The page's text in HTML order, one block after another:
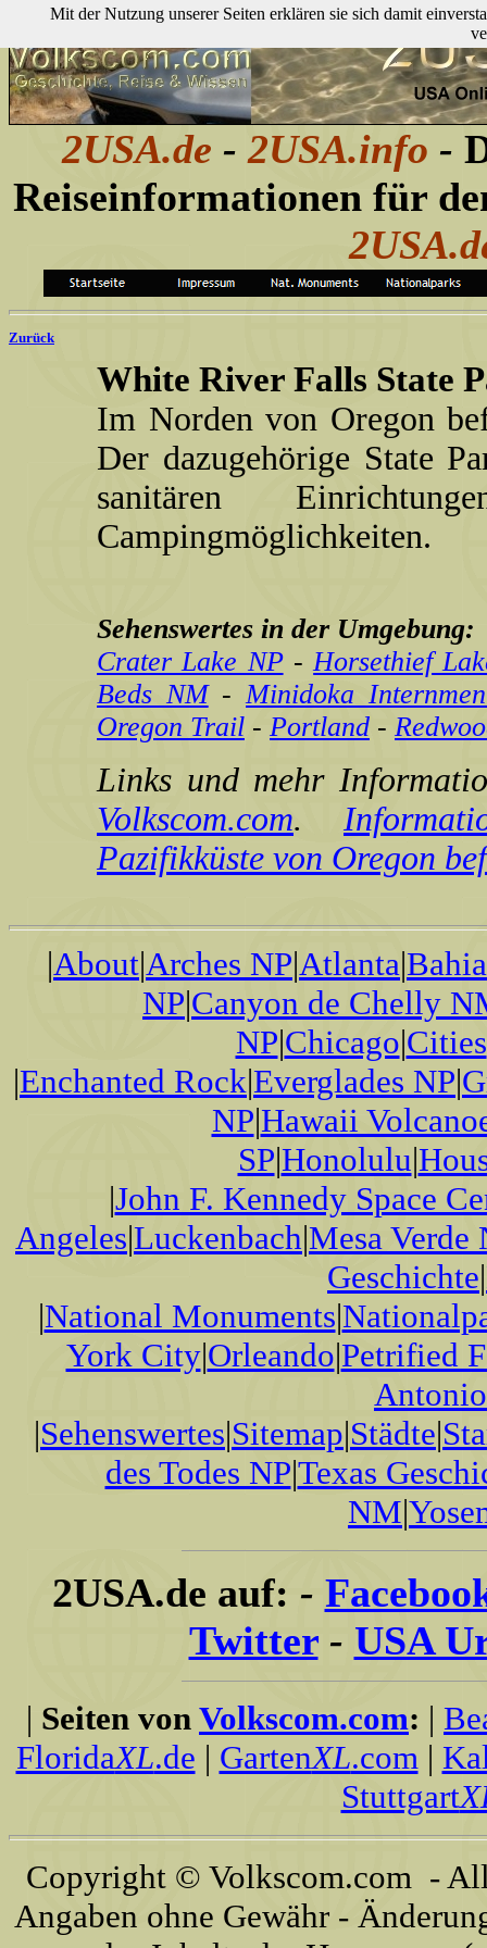
2USA.de - 2USA.info -
Reiseinformationen für
Zurück
White River Falls State
Im Norden von Oregon
Der dazugehörige State
sanitären
Campingmöglichkeiten.
Sehenswertes in der Umgebung:
Crater Lake NP-Horsethief
Beds NM-Minidoka
Oregon Trail - Portland -
Links und mehr
Volkscom.com.
Pazifikküste von Oregon
|About|Arches NP|Atlanta|
NP|Canyon de Chelly
NP|Chicago|Cities
|Enchanted Rock|Everglades NP|
NP|Hawaii
SP|Honolulu|
|John F. Kennedy Space
Angeles|Luckenbach|Mesa Verde
Geschichte|
|National Monuments|
York City|Orleando|Petrified
Antonio
|Sehenswertes|Sitemap|Städte|
des Todes NP|Texas
NM|
2USA.de auf: -
Twitter - USA
| Seiten von Volkscom.com: |
FloridaXL.de | GartenXL.com|
Stuttgart
Copyright © Volkscom.com -
Angaben ohne Gewähr -
Mit der Nutzung unserer Seiten erklären sie sich damit